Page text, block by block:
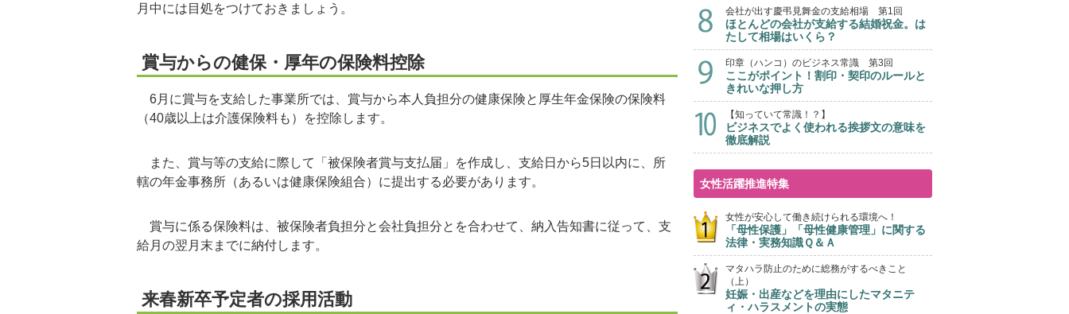
月中には目処をつけておきましょう。
賞与からの健保・厚年の保険料控除
6月に賞与を支給した事業所では、賞与から本人負担分の健康保険と厚生年金保険の保険料
（40歳以上は介護保険料も）を控除します。
また、賞与等の支給に際して「被保険者賞与支払届」を作成し、支給日から5日以内に、所
轄の年金事務所（あるいは健康保険組合）に提出する必要があります。
賞与に係る保険料は、被保険者負担分と会社負担分とを合わせて、納入告知書に従って、支
給月の翌月末までに納付します。
来春新卒予定者の採用活動
会社が出す慶弔見舞金の支給相場 第1回
ほとんどの会社が支給する結婚祝金。は
たして相場はいくら？
印章（ハンコ）のビジネス常識 第3回
ここがポイント！割印・契印のルールと
きれいな押し方
【知っていて常識！？】
ビジネスでよく使われる挨拶文の意味を
徹底解説
女性活躍推進特集
女性が安心して働き続けられる環境へ！
「母性保護」「母性健康管理」に関する
法律・実務知識Ｑ＆Ａ
マタハラ防止のために総務がするべきこと
（上）
妊娠・出産などを理由にしたマタニテ
ィ・ハラスメントの実態